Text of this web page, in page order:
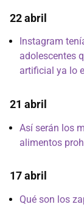
22 abril
Instagram
adolescentes
artificial ya lo
21 abril
Así serán los
alimentos
17 abril
Qué son los